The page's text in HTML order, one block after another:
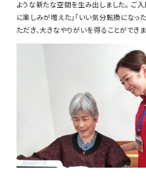
ような新たな空間を生み出しました。 ご
に楽しみが増えた」「いい気分転換になっ
ただき、大きなやりがいを得ることができま